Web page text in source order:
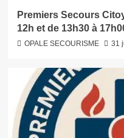
Premiers Secours
12h et de 13h30 à
OPALE SECOURISME 31